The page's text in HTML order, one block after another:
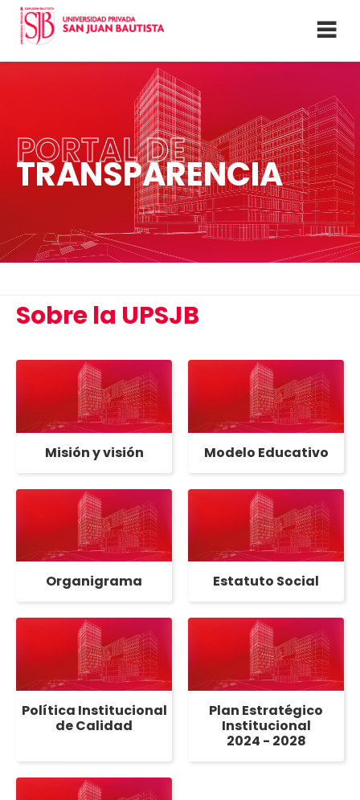
PORTAL DE
TRANSPARENCIA
Sobre la UPSJB
Misión y visión Modelo Educativo
Organigrama Estatuto Social
Política Institucional
de Calidad
Plan Estratégico
Institucional
2024 - 2028